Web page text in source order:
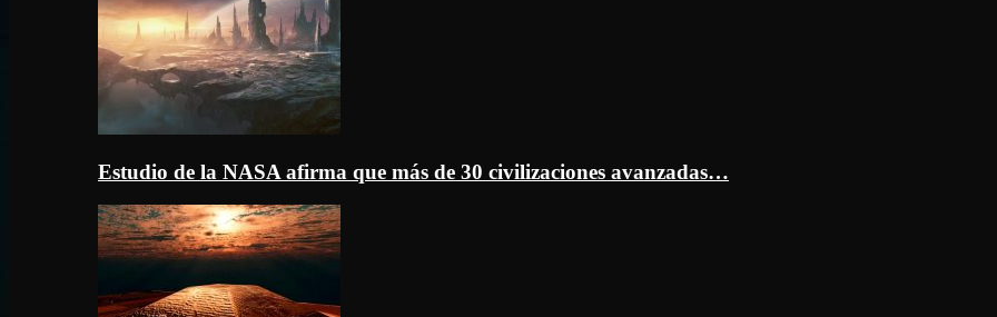
Estudio de la NASA afirma que más de 30 civilizaciones avanzadas…